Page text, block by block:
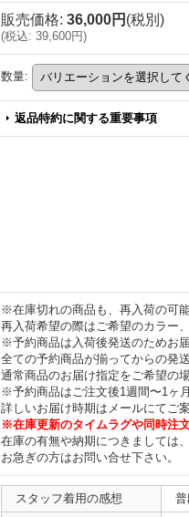
販売価格: 36,000円 (税別)
(税込: 39,600円)
数量:
返品特約に関する重要事項
※在庫切れの商品も、再入荷の可
再入荷希望の際はご希望のカラー
※予約商品は入荷後発送のためお
全ての予約商品が揃ってからの発
通常商品のお届け指定をご希望の
※予約商品はご注文後1週間〜1ヶ
詳しいお届け時期はメールにてご
※在庫更新のタイムラグや同時注
在庫の有無や納期につきましては
お急ぎの方はお問い合せ下さい。
スタッフ着用の感想